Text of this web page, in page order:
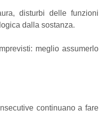
disturbi delle funzioni
dalla sostanza.
meglio assumerlo
continuano a fare